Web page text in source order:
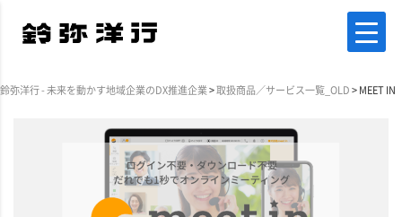
鈴弥洋行 - 未来を動かす地域企業のDX推進企業>取扱商品／サービス一覧_OLD>MEET IN